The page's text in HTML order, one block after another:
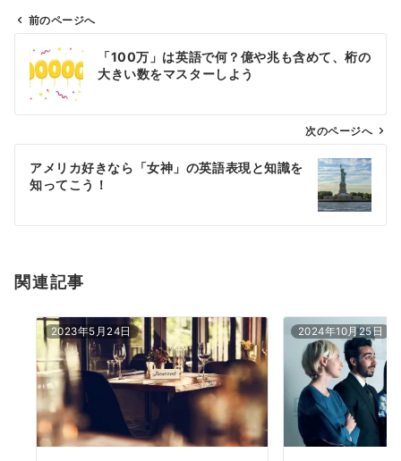
ビ
ン
前のページへ
「100万」は英語で何？億や兆も含めて、桁の
大きい数をマスターしよう
次のページへ
アメリカ好きなら「女神」の英語表現と知識を
知ってこう！
関連記事
2023年5月24日 2024年10月25日